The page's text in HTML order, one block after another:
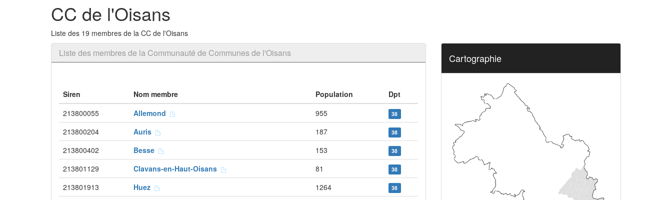
CC de l'Oisans
Liste des 19 membres de la CC de l'Oisans
Liste des membres de la Communauté de Communes de l'Oisans
Siren Nom membre Population
Dpt
213800055
Allemond 955 38
213800204 Auris 187 38
213800402 Besse 153 38
213801129 Clavans-en-Haut-Oisans 81 38
213801913 Huez 1264 38
Cartographie